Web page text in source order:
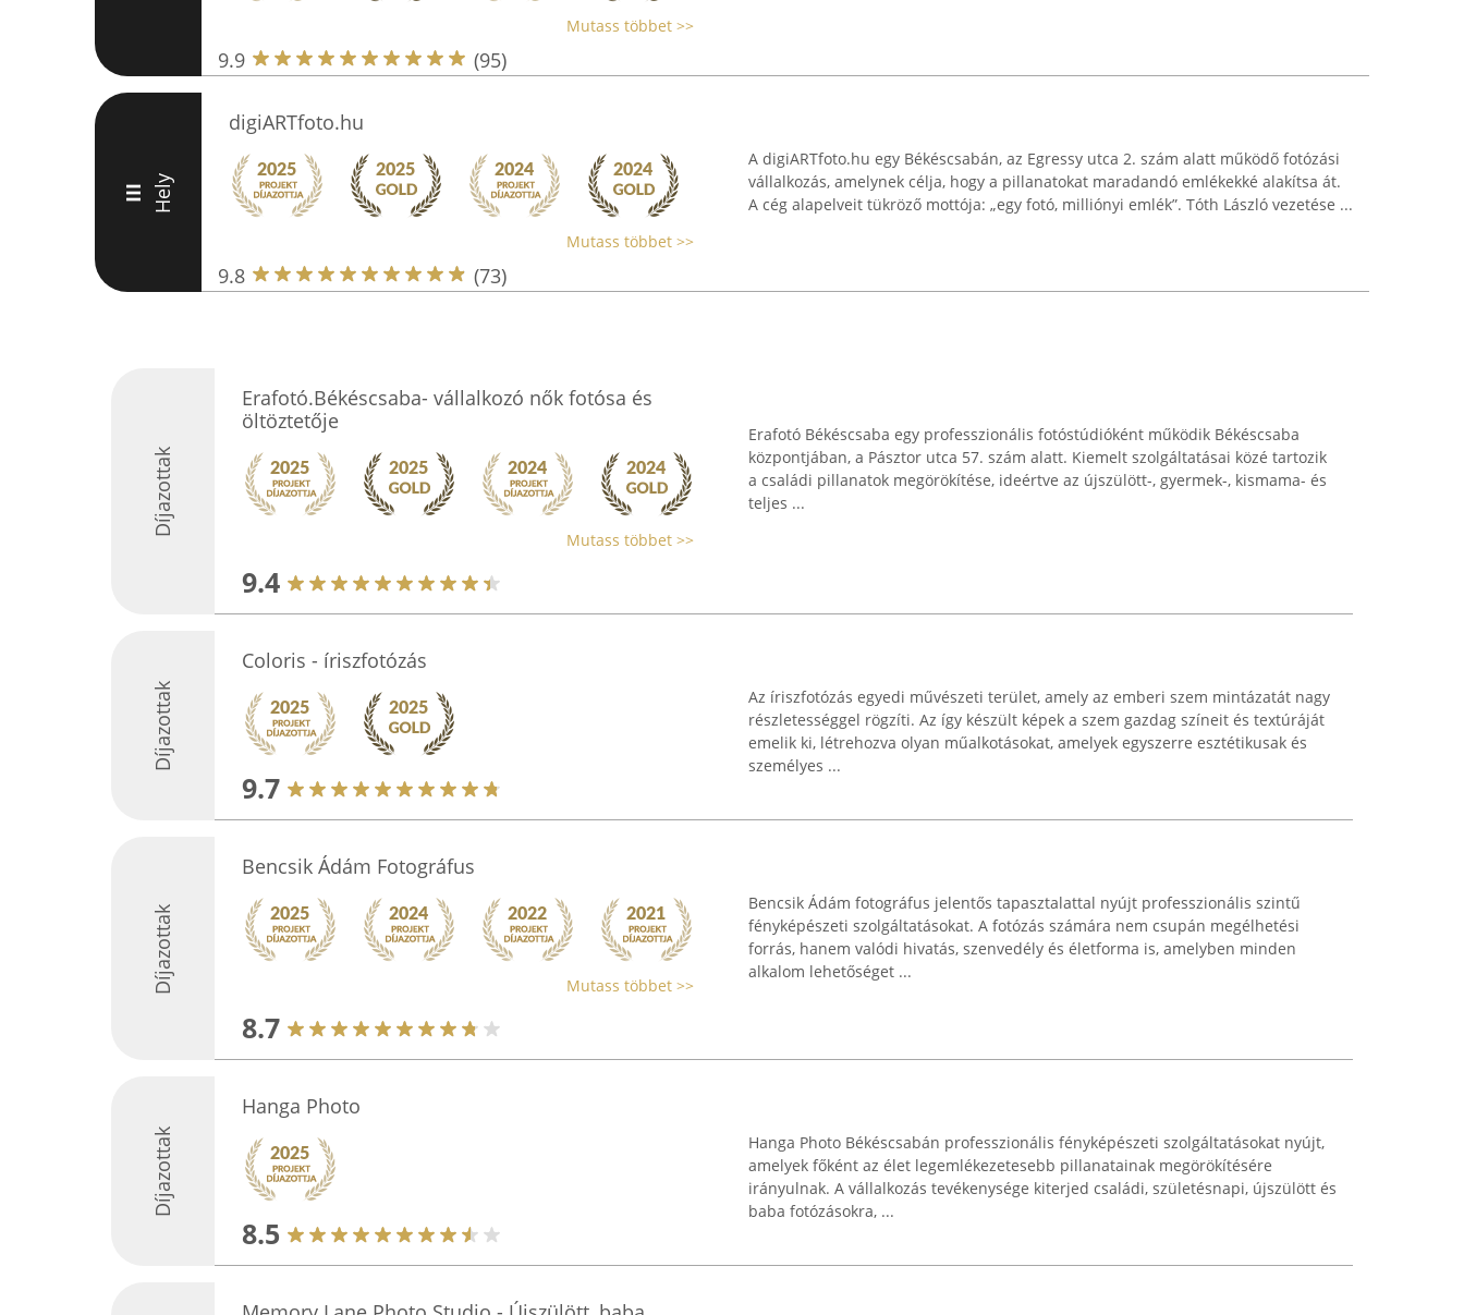
Mutass többet >>
9.9 (95)
III Hely
digiARTfoto.hu
Mutass többet >>
9.8 (73)
A digiARTfoto.hu egy Békéscsabán, az Egressy utca 2. szám alatt működő fotózási
vállalkozás, amelynek célja, hogy a pillanatokat maradandó emlékekké alakítsa át.
A cég alapelveit tükröző mottója: „egy fotó, milliónyi emlék”. Tóth László vezetése ...
Díjazottak
Erafotó.Békéscsaba- vállalkozó nők fotósa és
öltöztetője
Mutass többet >>
9.4
Erafotó Békéscsaba egy professzionális fotóstúdióként működik Békéscsaba
központjában, a Pásztor utca 57. szám alatt. Kiemelt szolgáltatásai közé tartozik
a családi pillanatok megörökítése, ideértve az újszülött-, gyermek-, kismama- és
teljes ...
Díjazottak
Coloris - íriszfotózás
9.7
Az íriszfotózás egyedi művészeti terület, amely az emberi szem mintázatát nagy
részletességgel rögzíti. Az így készült képek a szem gazdag színeit és textúráját
emelik ki, létrehozva olyan műalkotásokat, amelyek egyszerre esztétikusak és
személyes ...
Díjazottak
Bencsik Ádám Fotográfus
Mutass többet >>
8.7
Bencsik Ádám fotográfus jelentős tapasztalattal nyújt professzionális szintű
fényképészeti szolgáltatásokat. A fotózás számára nem csupán megélhetési
forrás, hanem valódi hivatás, szenvedély és életforma is, amelyben minden
alkalom lehetőséget ...
Díjazottak
Hanga Photo
8.5
Hanga Photo Békéscsabán professzionális fényképészeti szolgáltatásokat nyújt,
amelyek főként az élet legemlékezetesebb pillanatainak megörökítésére
irányulnak. A vállalkozás tevékenysége kiterjed családi, születésnapi, újszülött és
baba fotózásokra, ...